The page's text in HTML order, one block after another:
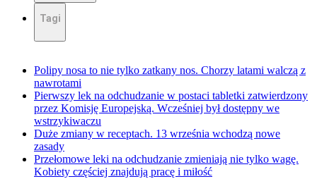
Tagi
Polipy nosa to nie tylko zatkany nos. Chorzy latami walczą z
nawrotami
Pierwszy lek na odchudzanie w postaci tabletki zatwierdzony
przez Komisję Europejską. Wcześniej był dostępny we
wstrzykiwaczu
Duże zmiany w receptach. 13 września wchodzą nowe
zasady
Przełomowe leki na odchudzanie zmieniają nie tylko wagę.
Kobiety częściej znajdują pracę i miłość